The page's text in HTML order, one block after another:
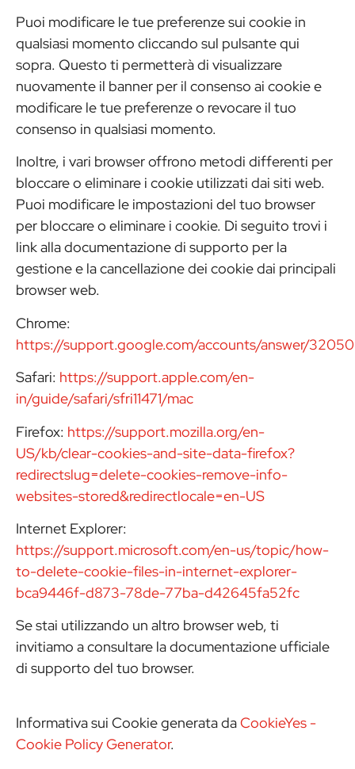
Puoi modificare le tue preferenze sui cookie in
qualsiasi momento cliccando sul pulsante qui
sopra. Questo ti permetterà di visualizzare
nuovamente il banner per il consenso ai cookie e
modificare le tue preferenze o revocare il tuo
consenso in qualsiasi momento.
Inoltre, i vari browser offrono metodi differenti per
bloccare o eliminare i cookie utilizzati dai siti web.
Puoi modificare le impostazioni del tuo browser
per bloccare o eliminare i cookie. Di seguito trovi i
link alla documentazione di supporto per la
gestione e la cancellazione dei cookie dai principali
browser web.
Chrome:
https://support.google.com/accounts/answer/32050
Safari: https://support.apple.com/en-
in/guide/safari/sfri11471/mac
Firefox: https://support.mozilla.org/en-
US/kb/clear-cookies-and-site-data-firefox?
redirectslug=delete-cookies-remove-info-
websites-stored&redirectlocale=en-US
Internet Explorer:
https://support.microsoft.com/en-us/topic/how-
to-delete-cookie-files-in-internet-explorer-
bca9446f-d873-78de-77ba-d42645fa52fc
Se stai utilizzando un altro browser web, ti
invitiamo a consultare la documentazione ufficiale
di supporto del tuo browser.
Informativa sui Cookie generata daCookieYes -
Cookie Policy Generator.